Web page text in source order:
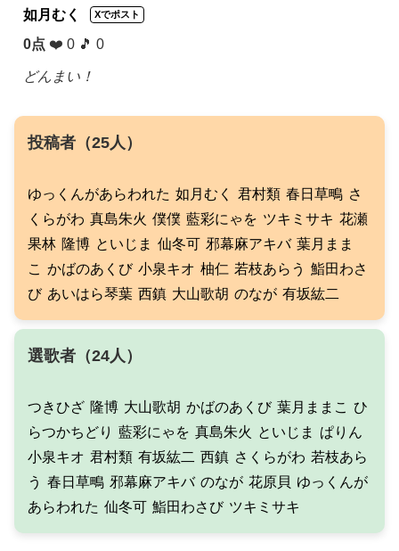
如月むく Xでポスト
0点 ❤️ 0 🎵 0
どんまい！
投稿者（25人）
ゆっくんがあらわれた 如月むく 君村類 春日草鴫 さ
くらがわ 真島朱火 僕僕 藍彩にゃを ツキミサキ 花瀬
果林 隆博 といじま 仙冬可 邪幕麻アキバ 葉月まま
こ かばのあくび 小泉キオ 柚仁 若枝あらう 鮨田わさ
び あいはら琴葉 西鎮 大山歌胡 のなが 有坂紘二
選歌者（24人）
つきひざ 隆博 大山歌胡 かばのあくび 葉月ままこ ひ
らつかちどり 藍彩にゃを 真島朱火 といじま
ぱりん
小泉キオ 君村類 有坂紘二 西鎮 さくらがわ 若枝あら
う 春日草鴫 邪幕麻アキバ のなが 花原貝 ゆっくんが
あらわれた 仙冬可 鮨田わさび ツキミサキ